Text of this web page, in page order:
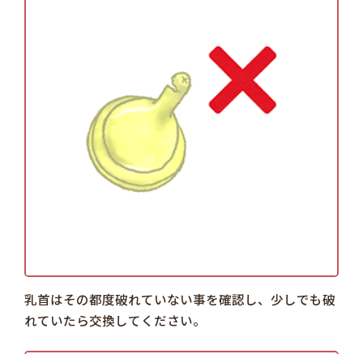
乳首はその都度破れていない事を確認し、少しでも破
れていたら交換してください。